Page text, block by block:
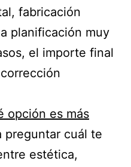
fabricación
planificación muy
el importe final
opción es más
preguntar cuál te
estética,